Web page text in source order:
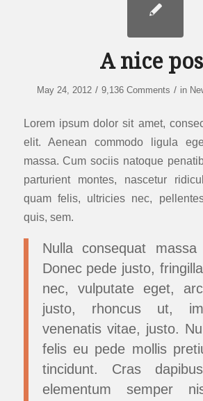
A nice
May 24, 2012 / 9,136 Comments / in
Lorem ipsum dolor sit amet,
elit. Aenean commodo ligula
massa. Cum sociis natoque
parturient montes, nascetur
quam felis, ultricies nec,
quis, sem.
Nulla consequat
Donec pede justo,
nec, vulputate eget,
justo, rhoncus ut,
venenatis vitae, justo.
felis eu pede mollis
tincidunt. Cras
elementum semper